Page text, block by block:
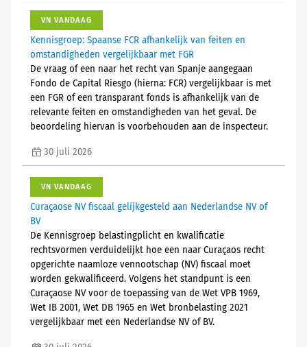
VN VANDAAG
Kennisgroep: Spaanse FCR afhankelijk van feiten en
omstandigheden vergelijkbaar met FGR
De vraag of een naar het recht van Spanje aangegaan
Fondo de Capital Riesgo (hierna: FCR) vergelijkbaar is met
een FGR of een transparant fonds is afhankelijk van de
relevante feiten en omstandigheden van het geval. De
beoordeling hiervan is voorbehouden aan de inspecteur.
30 juli 2026
VN VANDAAG
Curaçaose NV fiscaal gelijkgesteld aan Nederlandse NV of
BV
De Kennisgroep belastingplicht en kwalificatie
rechtsvormen verduidelijkt hoe een naar Curaçaos recht
opgerichte naamloze vennootschap (NV) fiscaal moet
worden gekwalificeerd. Volgens het standpunt is een
Curaçaose NV voor de toepassing van de Wet VPB 1969,
Wet IB 2001, Wet DB 1965 en Wet bronbelasting 2021
vergelijkbaar met een Nederlandse NV of BV.